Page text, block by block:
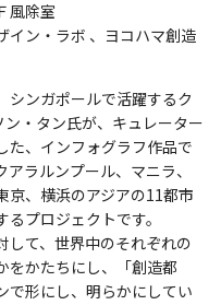
風除室
イン・ラボ 、ヨコハマ創造
ンガポールで活躍するク
ン・タン氏が、キュレーター
た、インフォグラフ作品で
ラルンプール、マニラ、
京、横浜のアジアの11都市
プロジェクトです。
して、世界中のそれぞれの
をかたちにし、「創造都
で形にし、明らかにしてい